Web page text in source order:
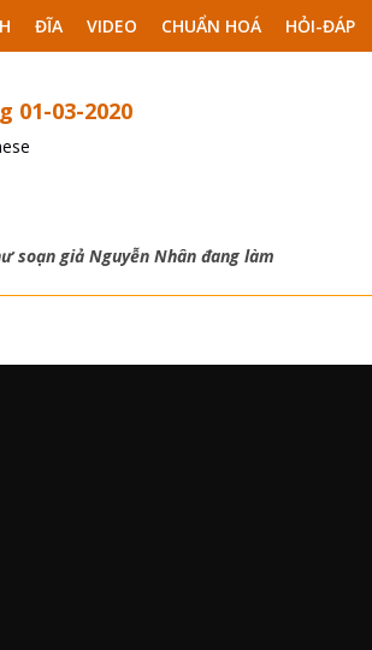
ĐĨA VIDEO CHUẨN HOÁ HỎI-ĐÁP
01-03-2020
soạn giả Nguyễn Nhân đang làm